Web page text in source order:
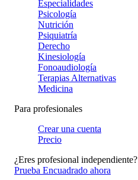
Especialidades
Psicología
Nutrición
Psiquiatría
Derecho
Kinesiología
Fonoaudiología
Terapias Alternativas
Medicina
Para profesionales
Crear una cuenta
Precio
¿Eres profesional independiente?
Prueba Encuadrado ahora